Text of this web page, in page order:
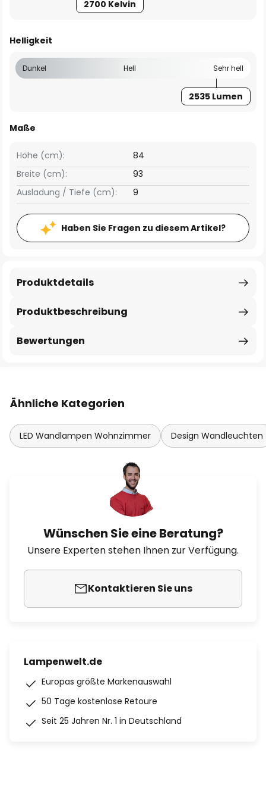
2700 Kelvin
Helligkeit
Dunkel Hell Sehr hell
2535 Lumen
Maße
Breite (cm): 93
Höhe (cm): 84
Ausladung / Tiefe (cm): 9
Haben Sie Fragen zu diesem Artikel?
Produktbeschreibung
Produktdetails
Bewertungen
Ähnliche Kategorien
LED Wandlampen Wohnzimmer Design Wandleuchten
Wünschen Sie eine Beratung?
Unsere Experten stehen Ihnen zur Verfügung.
Kontaktieren Sie uns
Lampenwelt.de
Europas größte Markenauswahl
50 Tage kostenlose Retoure
Seit 25 Jahren Nr. 1 in Deutschland